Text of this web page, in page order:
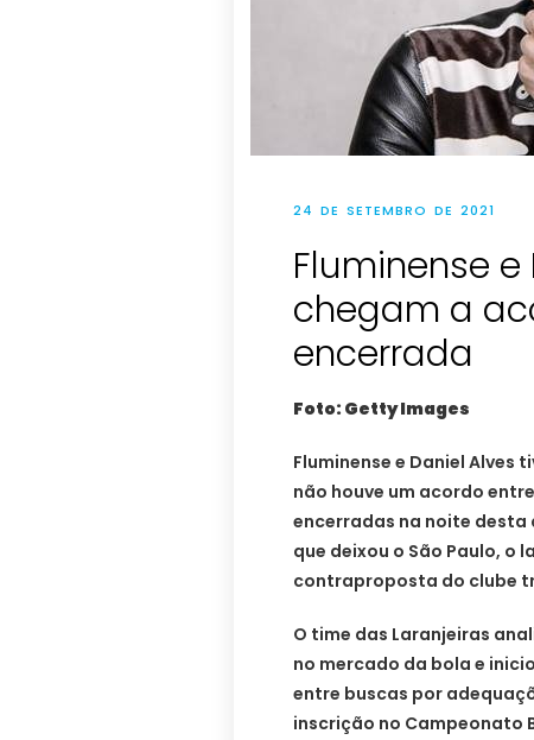
24 DE SETEMBRO DE 2021
Fluminense
chegam a
encerrada
Foto: Getty Images
Fluminense e Daniel Alves
não houve um acordo
encerradas na noite desta
que deixou o São Paulo, o
contraproposta do clube
O time das Laranjeiras
no mercado da bola e
entre buscas por
inscrição no Campeonato